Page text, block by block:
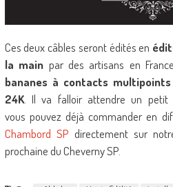
Ces deux câbles seront édités en
la main par des artisans en
bananes à contacts
24K. Il va falloir attendre un petit
vous pouvez déjà commander en
Chambord SP directement sur
prochaine du Cheverny SP.